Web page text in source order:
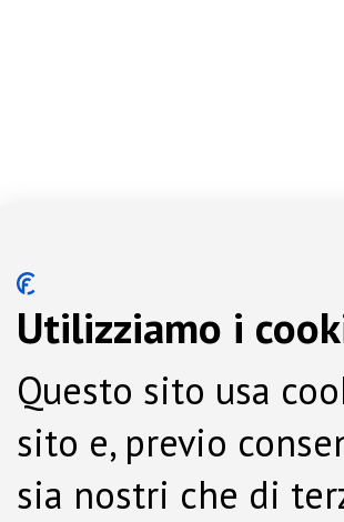
Utilizziamo i
Questo sito usa
sito e, previo
sia nostri che di